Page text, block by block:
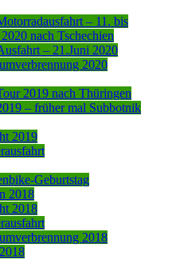
– 11. bis
nach Tschechien
– 21.Juni 2020
2020
2019 nach Thüringen
– früher mal Subbotnik
2019
Geburtstag
2018
2018
2018